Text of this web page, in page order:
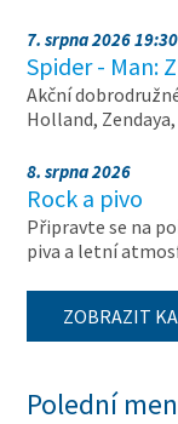
7. srpna 2026 19:30
Spider - Man:
Akční
Holland,
8. srpna 2026
Rock a pivo
Připravte se na
piva a letní
ZOBRAZIT
Polední